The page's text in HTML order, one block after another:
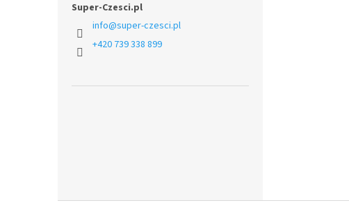
Super-Czesci.pl
info@super-czesci.pl
+420 739 338 899